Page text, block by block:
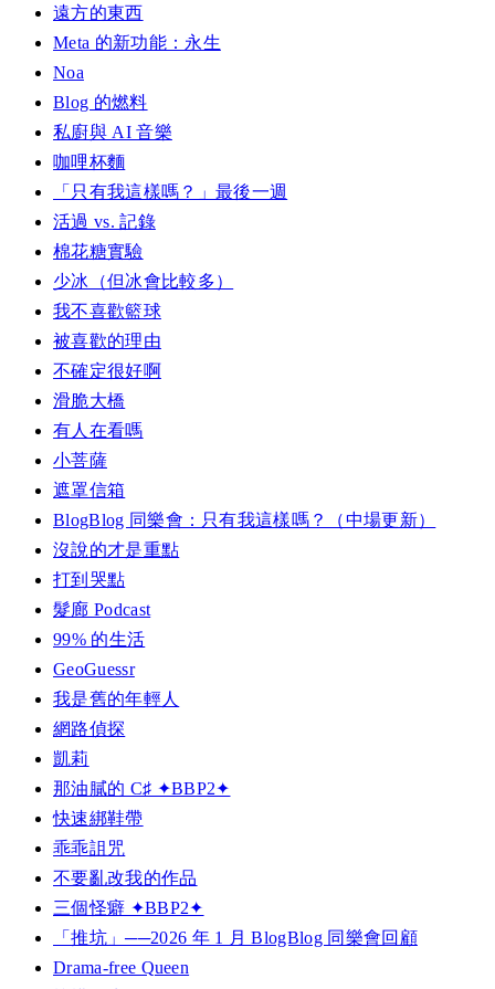
遠方的東西
Meta 的新功能：永生
Noa
Blog 的燃料
私廚與 AI 音樂
咖哩杯麵
「只有我這樣嗎？」最後一週
活過 vs. 記錄
棉花糖實驗
少冰（但冰會比較多）
我不喜歡籃球
被喜歡的理由
不確定很好啊
滑脆大橋
有人在看嗎
小菩薩
遮罩信箱
BlogBlog 同樂會：只有我這樣嗎？（中場更新）
沒說的才是重點
打到哭點
髮廊 Podcast
99% 的生活
GeoGuessr
我是舊的年輕人
網路偵探
凱莉
那油膩的 C♯ ✦BBP2✦
快速綁鞋帶
乖乖詛咒
不要亂改我的作品
三個怪癖 ✦BBP2✦
「推坑」──2026 年 1 月 BlogBlog 同樂會回顧
Drama-free Queen